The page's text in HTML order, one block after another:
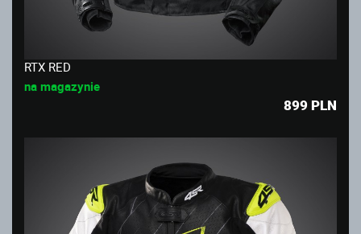
RTX RED
na magazynie
899 PLN